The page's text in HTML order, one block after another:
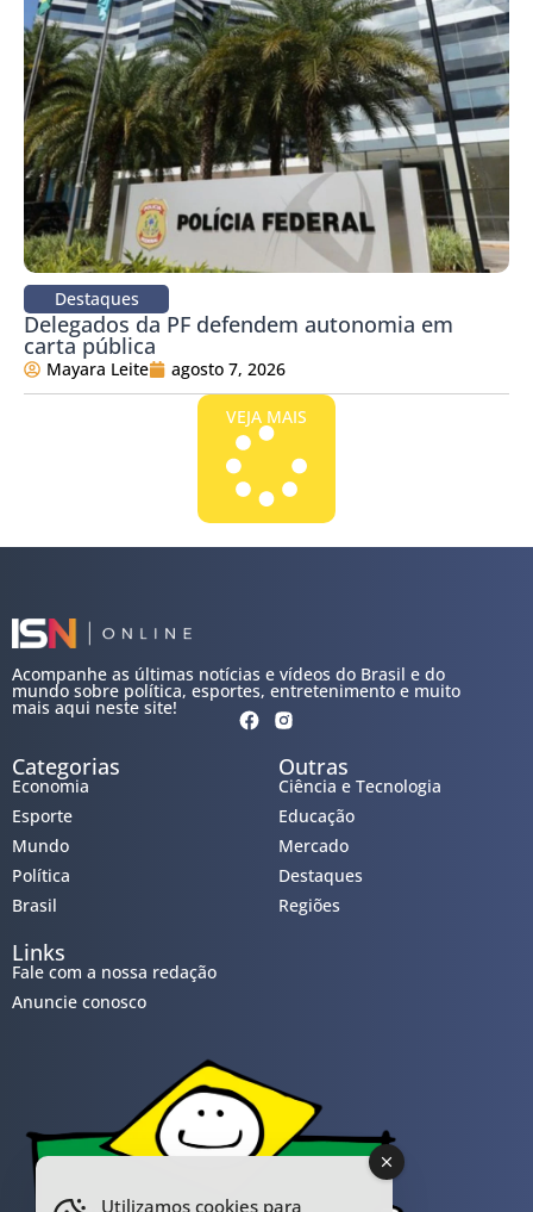
Destaques
Delegados da PF defendem autonomia em
carta pública
Mayara Leite agosto 7, 2026
VEJA MAIS
Acompanhe as últimas notícias e vídeos do Brasil e do
mundo sobre política, esportes, entretenimento e muito
mais aqui neste site!
Categorias
Economia
Esporte
Mundo
Política
Brasil
Outras
Ciência e Tecnologia
Educação
Mercado
Destaques
Regiões
Links
Fale com a nossa redação
Anuncie conosco
Utilizamos cookies para